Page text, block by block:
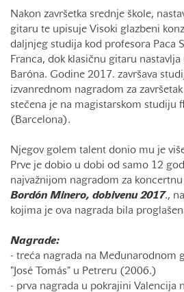
Nakon završetka srednje škole,
gitaru te upisuje Visoki glazbeni
daljnjeg studija kod profesora Paca
Franca, dok klasičnu gitaru
Baróna. Godine 2017. završava
izvanrednom nagradom za
stečena je na magistarskom studiju
(Barcelona).
Njegov golem talent donio mu je
Prve je dobio u dobi od samo 12
najvažnijom nagradom za
Bordón Minero, dobivenu 2017.,
kojima je ova nagrada bila
Nagrade:
- treća nagrada na Međunarodnom
"José Tomás" u Petreru (2006.)
- prva nagrada u pokrajini Valencija